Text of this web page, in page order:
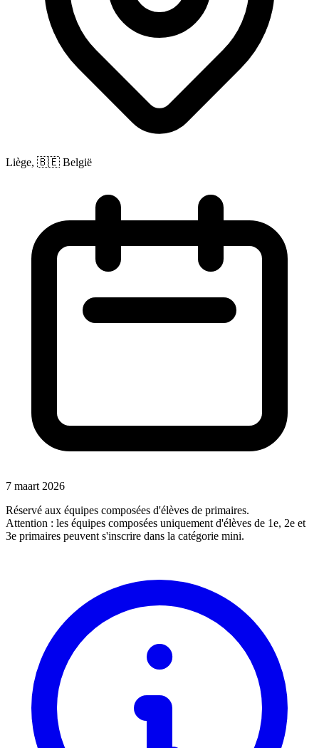
Liège, 🇧🇪 België
7 maart 2026
Réservé aux équipes composées d'élèves de primaires.
Attention : les équipes composées uniquement d'élèves de 1e, 2e et
3e primaires peuvent s'inscrire dans la catégorie mini.